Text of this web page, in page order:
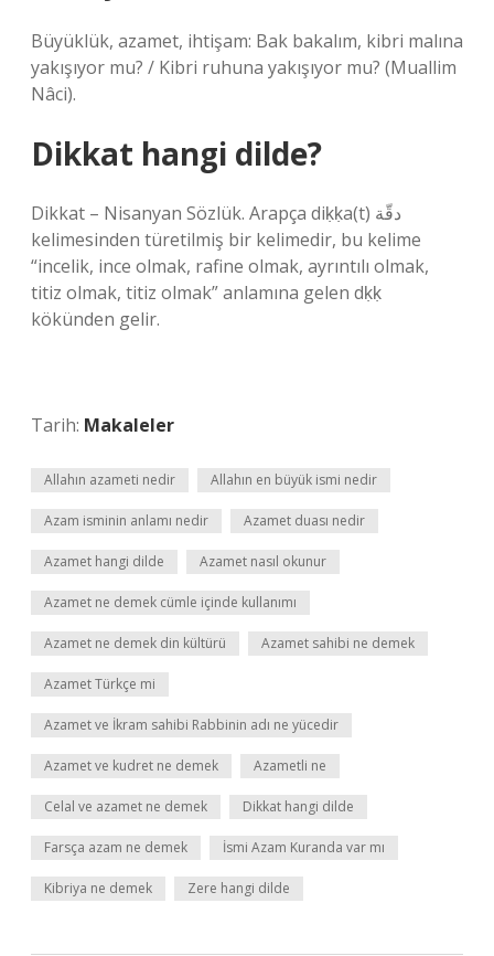
Büyüklük, azamet, ihtişam: Bak bakalım, kibri malına
yakışıyor mu? / Kibri ruhuna yakışıyor mu? (Muallim
Nâci).
Dikkat hangi dilde?
Dikkat – Nisanyan Sözlük. Arapça diḳḳa(t) دقّة
kelimesinden türetilmiş bir kelimedir, bu kelime
“incelik, ince olmak, rafine olmak, ayrıntılı olmak,
titiz olmak, titiz olmak” anlamına gelen dḳḳ
kökünden gelir.
Tarih: Makaleler
Allahın azameti nedir Allahın en büyük ismi nedir
Azam isminin anlamı nedir Azamet duası nedir
Azamet hangi dilde Azamet nasıl okunur
Azamet ne demek cümle içinde kullanımı
Azamet ne demek din kültürü Azamet sahibi ne demek
Azamet Türkçe mi
Azamet ve İkram sahibi Rabbinin adı ne yücedir
Azamet ve kudret ne demek Azametli ne
Celal ve azamet ne demek Dikkat hangi dilde
Farsça azam ne demek İsmi Azam Kuranda var mı
Kibriya ne demek Zere hangi dilde